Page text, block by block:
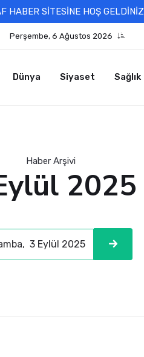
HABER SİTESİNE HOŞ GELDİNİZ
Perşembe, 6 Ağustos 2026
Dünya Siyaset Sağlık
Haber Arşivi
2025